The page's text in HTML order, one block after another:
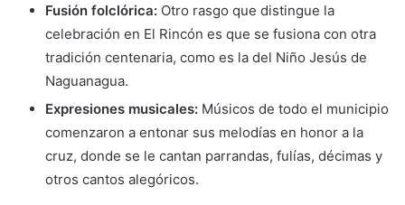
Fusión folclórica: Otro rasgo que distingue la
celebración en El Rincón es que se fusiona con otra
tradición centenaria, como es la del Niño Jesús de
Naguanagua.
Expresiones musicales: Músicos de todo el municipio
comenzaron a entonar sus melodías en honor a la
cruz, donde se le cantan parrandas, fulías, décimas y
otros cantos alegóricos.